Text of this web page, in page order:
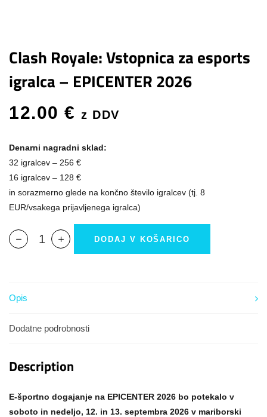
Clash Royale: Vstopnica za esports
igralca – EPICENTER 2026
12.00 € z DDV
Denarni nagradni sklad:
32 igralcev – 256 €
16 igralcev – 128 €
in sorazmerno glede na končno število igralcev (tj. 8
EUR/vsakega prijavljenega igralca)
DODAJ V KOŠARICO
Opis
Dodatne podrobnosti
Description
E-športno dogajanje na EPICENTER 2026 bo potekalo v
soboto in nedeljo, 12. in 13. septembra 2026 v mariborski